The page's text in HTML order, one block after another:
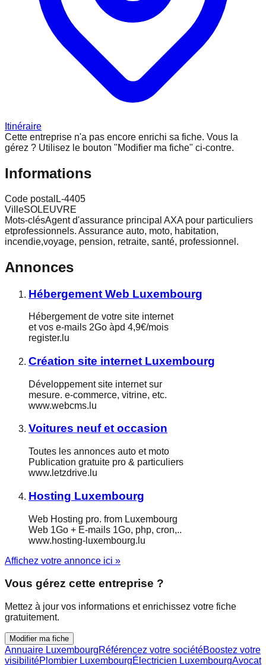
Itinéraire
Cette entreprise n'a pas encore enrichi sa fiche. Vous la
gérez ? Utilisez le bouton "Modifier ma fiche" ci-contre.
Informations
Code postal L-4405
VilleSOLEUVRE
Mots-clésAgent d'assurance principal AXA pour particuliers
etprofessionnels. Assurance auto, moto, habitation,
incendie,voyage, pension, retraite, santé, professionnel.
Annonces
Hébergement Web Luxembourg
Hébergement de votre site internet
et vos e-mails 2Go àpd 4,9€/mois
register.lu
Création site internet Luxembourg
Développement site internet sur
mesure. e-commerce, vitrine, etc.
www.webcms.lu
Voitures neuf et occasion
Toutes les annonces auto et moto
Publication gratuite pro & particuliers
www.letzdrive.lu
Hosting Luxembourg
Web Hosting pro. from Luxembourg
Web 1Go + E-mails 1Go, php, cron,..
www.hosting-luxembourg.lu
Affichez votre annonce ici »
Vous gérez cette entreprise ?
Mettez à jour vos informations et enrichissez votre fiche
gratuitement.
Modifier ma fiche
Annuaire LuxembourgRéférencez votre sociétéBoostez votre
visibilitéPlombier LuxembourgÉlectricien LuxembourgAvocat